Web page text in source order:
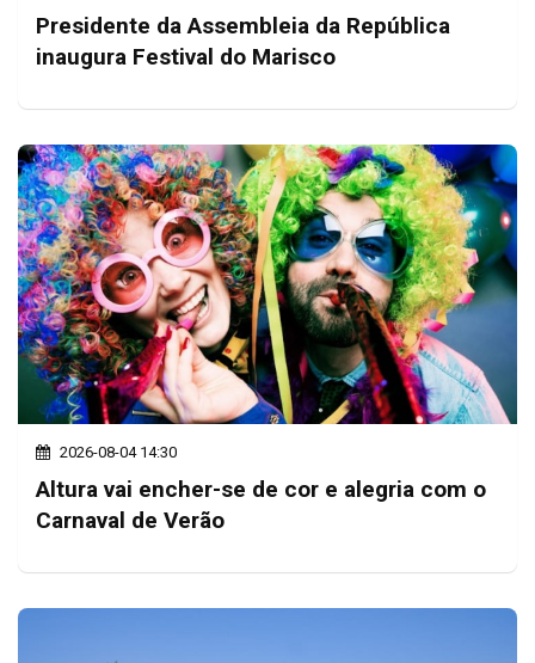
Presidente da Assembleia da República
inaugura Festival do Marisco
2026-08-04 14:30
Altura vai encher-se de cor e alegria com o
Carnaval de Verão